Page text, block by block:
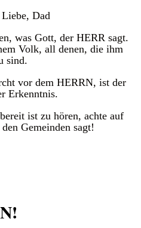
Dad
was Gott, der HERR sagt.
Volk, all denen, die ihm
sind.
vor dem HERRN, ist der
Erkenntnis.
ist zu hören, achte auf
Gemeinden sagt!